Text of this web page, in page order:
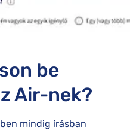
be
Air-nek?
mindig írásban